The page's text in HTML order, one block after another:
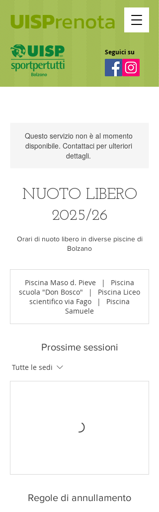
UISPrenota
Seguici su
Questo servizio non è al momento
disponibile. Contattaci per ulteriori
dettagli.
NUOTO LIBERO
2025/26
Orari di nuoto libero in diverse piscine di
Bolzano
Piscina Maso d. Pieve |
Piscina
scuola "Don Bosco"
|
Piscina Liceo
scientifico via Fago
|
Piscina
Samuele
Prossime sessioni
Tutte le sedi
Regole di annullamento